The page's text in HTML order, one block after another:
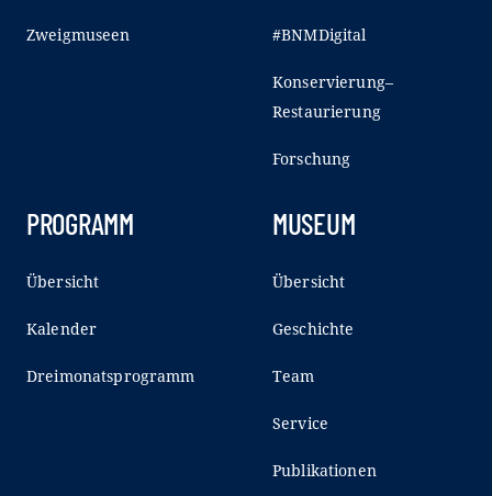
Zweigmuseen #BNMDigital
Konservierung–
Restaurierung
Forschung
PROGRAMM
Übersicht
Kalender
Dreimonatsprogramm
MUSEUM
Übersicht
Geschichte
Team
Service
Publikationen